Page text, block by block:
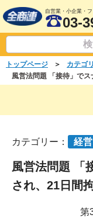
自営業・小企業・
03-
トップページ ＞ カテゴ
カテゴリー： 経営
風営法問題 「
され、21日間
第